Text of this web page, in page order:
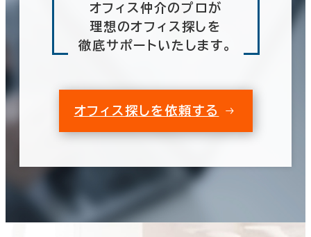
オフィス仲介のプロが
理想のオフィス探しを
徹底サポートいたします。
オフィス探しを依頼する